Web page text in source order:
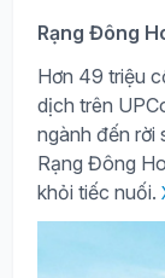
Rạng Đông
Hơn 49 triệu
dịch trên
ngành đến rời
Rạng Đông
khỏi tiếc nuối.